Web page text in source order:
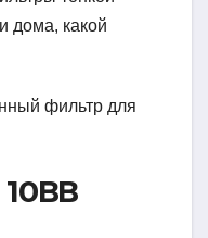
фильтр для